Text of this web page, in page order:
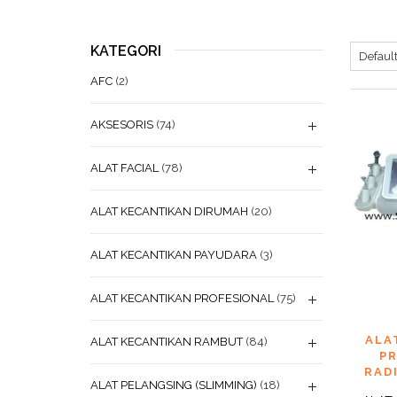
KATEGORI
AFC (2)
AKSESORIS (74)
ALAT FACIAL (78)
ALAT KECANTIKAN DIRUMAH (20)
ALAT KECANTIKAN PAYUDARA (3)
ALAT KECANTIKAN PROFESIONAL (75)
ALAT KECANTIKAN RAMBUT (84)
ALAT PELANGSING (SLIMMING) (18)